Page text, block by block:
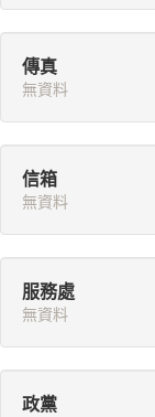
傳真
無資料
信箱
無資料
服務處
無資料
政黨